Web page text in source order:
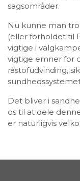
sagsområder.
Nu kunne man
(eller forholdet til
vigtige i
vigtige emner for
råstofudvinding,
Det bliver i
os til at dele
er naturligvis